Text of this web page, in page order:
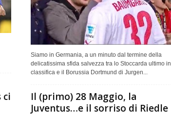
Siamo in Germania, a un minuto dal termine della
delicatissima sfida salvezza tra lo Stoccarda ultimo in
classifica e il Borussia Dortmund di Jurgen...
ci
Il (primo) 28 Maggio, la
Juventus…e il sorriso di Riedle